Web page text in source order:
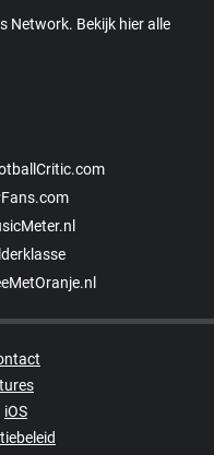
Network. Bekijk hier alle
iOS